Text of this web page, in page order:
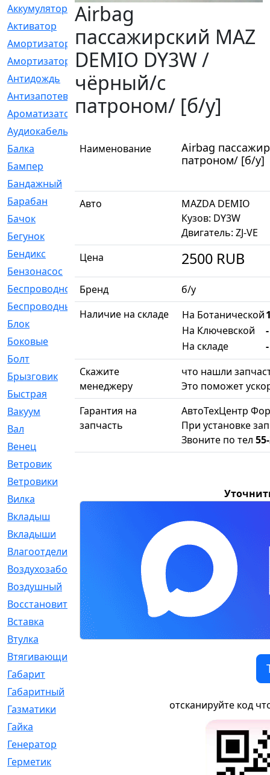
Аккумулятор
[2]
Активатор
[1]
Амортизатор
[608]
Амортизаторы
[21]
Антидождь
[1]
Антизапотеватель
Ароматизатор
[35]
Аудиокабель
Балка
[58]
Бампер
Бандажный
Барабан
Бачок
Бегунок
Бендикс
Бензонасос
Беспроводное
Беспроводные
[1]
Блок
Боковые
Болт
[247]
Брызговик
[77]
Быстрая
[2]
Вакуум
[23]
Вал
[194]
Венец
Ветровик
Ветровики
Вилка
[15]
Вкладыш
Вкладыши
Влагоотделитель
Воздухозаборник
Воздушный
Восстановительный
Вставка
Втулка
[1875]
Втягивающий
Габарит
Габаритный
Газматики
Гайка
Генератор
Герметик
Airbag
пассажирский MAZ
DEMIO DY3W /
чёрный/с
патроном/ [б/у]
Наименование
Airbag
патроном/ [б/у]
Авто
MAZDA DEMIO
Кузов: DY3W
Двигатель: ZJ-VE
Цена
2500 RUB
Бренд
б/у
Наличие на складе
На Ботанической
На Ключевской
На складе
-
Скажите
менеджеру
что нашли
Это поможет
Гарантия на
запчасть
АвтоТехЦентр
При установке
Звоните по тел
отсканируйте код